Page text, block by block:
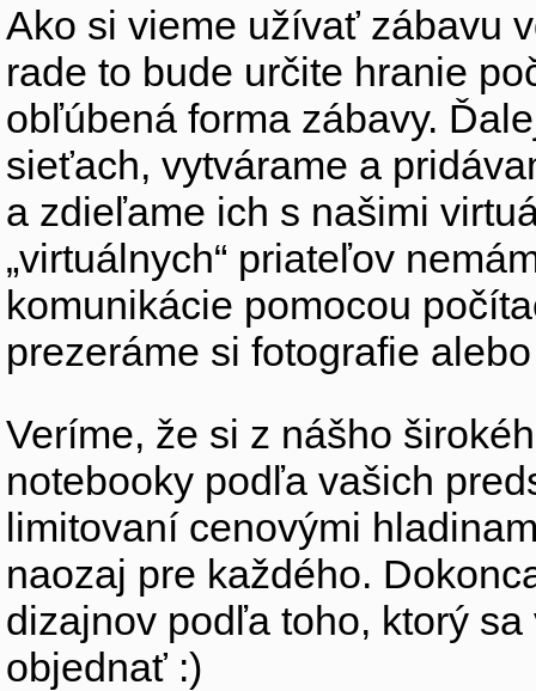
Ako si vieme užívať zábavu
rade to bude určite hranie
obľúbená forma zábavy.
sieťach, vytvárame a
a zdieľame ich s našimi
„virtuálnych“ priateľov
komunikácie pomocou
prezeráme si fotografie
Veríme, že si z nášho
notebooky podľa vašich
limitovaní cenovými
naozaj pre každého.
dizajnov podľa toho, ktorý
objednať :)